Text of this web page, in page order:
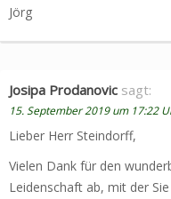
Jörg
Josipa Prodanovic sagt:
15. September 2019 um 17:22
Lieber Herr Steindorff,
Vielen Dank für den
Leidenschaft ab, mit der